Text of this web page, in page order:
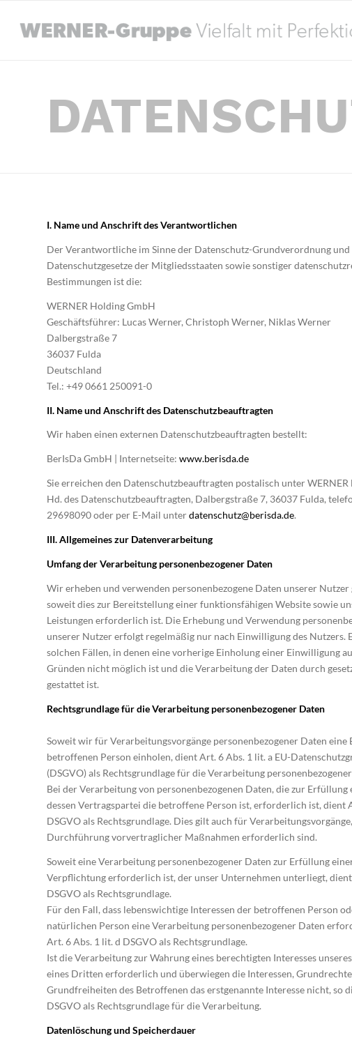
I. Name und Anschrift des Verantwortlichen
Der Verantwortliche im Sinne der Datenschutz-Grundverordnung
Datenschutzgesetze der Mitgliedsstaaten sowie sonstiger
Bestimmungen ist die:
WERNER Holding GmbH
Geschäftsführer: Lucas Werner, Christoph Werner, Niklas Werner
Dalbergstraße 7
36037 Fulda
Deutschland
Tel.: +49 0661 250091-0
II. Name und Anschrift des Datenschutzbeauftragten
Wir haben einen externen Datenschutzbeauftragten bestellt:
BerIsDa GmbH | Internetseite: www.berisda.de
Sie erreichen den Datenschutzbeauftragten postalisch unter WERNER
Hd. des Datenschutzbeauftragten, Dalbergstraße 7, 36037 Fulda,
29698090 oder per E-Mail unterdatenschutz@berisda.de.
III. Allgemeines zur Datenverarbeitung
Umfang der Verarbeitung personenbezogener Daten
Wir erheben und verwenden personenbezogene Daten unserer
soweit dies zur Bereitstellung einer funktionsfähigen Website sowie
Leistungen erforderlich ist. Die Erhebung und Verwendung
unserer Nutzer erfolgt regelmäßig nur nach Einwilligung des Nutzers.
solchen Fällen, in denen eine vorherige Einholung einer Einwilligung
Gründen nicht möglich ist und die Verarbeitung der Daten durch
gestattet ist.
Rechtsgrundlage für die Verarbeitung personenbezogener Daten
Soweit wir für Verarbeitungsvorgänge personenbezogener Daten
betroffenen Person einholen, dient Art. 6 Abs. 1 lit. a EU-
(DSGVO) als Rechtsgrundlage für die Verarbeitung
Bei der Verarbeitung von personenbezogenen Daten, die zur Erfüllung
dessen Vertragspartei die betroffene Person ist, erforderlich ist, dient
DSGVO als Rechtsgrundlage. Dies gilt auch für
Durchführung vorvertraglicher Maßnahmen erforderlich sind.
Soweit eine Verarbeitung personenbezogener Daten zur Erfüllung
Verpflichtung erforderlich ist, der unser Unternehmen unterliegt,
DSGVO als Rechtsgrundlage.
Für den Fall, dass lebenswichtige Interessen der betroffenen Person
natürlichen Person eine Verarbeitung personenbezogener Daten
Art. 6 Abs. 1 lit. d DSGVO als Rechtsgrundlage.
Ist die Verarbeitung zur Wahrung eines berechtigten Interesses
eines Dritten erforderlich und überwiegen die Interessen,
Grundfreiheiten des Betroffenen das erstgenannte Interesse nicht, so
DSGVO als Rechtsgrundlage für die Verarbeitung.
Datenlöschung und Speicherdauer